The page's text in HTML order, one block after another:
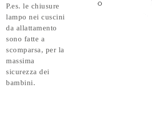
P.es. le chiusure
lampo nei cuscini
da allattamento
sono fatte a
scomparsa, per la
massima
sicurezza dei
bambini.